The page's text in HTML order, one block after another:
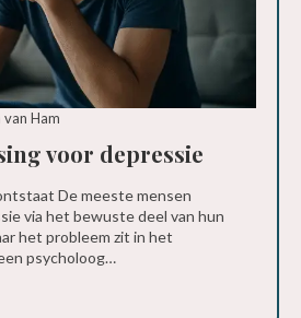
voor depressie
Ham
De meeste mensen
via het bewuste deel van hun
het probleem zit in het
psycholoog…